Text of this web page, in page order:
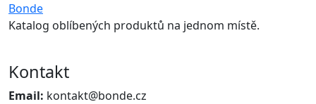
Bonde
Katalog oblíbených produktů na jednom místě.
Kontakt
Email: kontakt@bonde.cz